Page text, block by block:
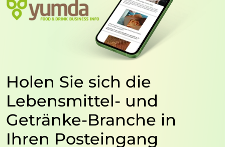
Holen Sie sich die
Lebensmittel- und
Getränke-Branche in
Ihren Posteingang